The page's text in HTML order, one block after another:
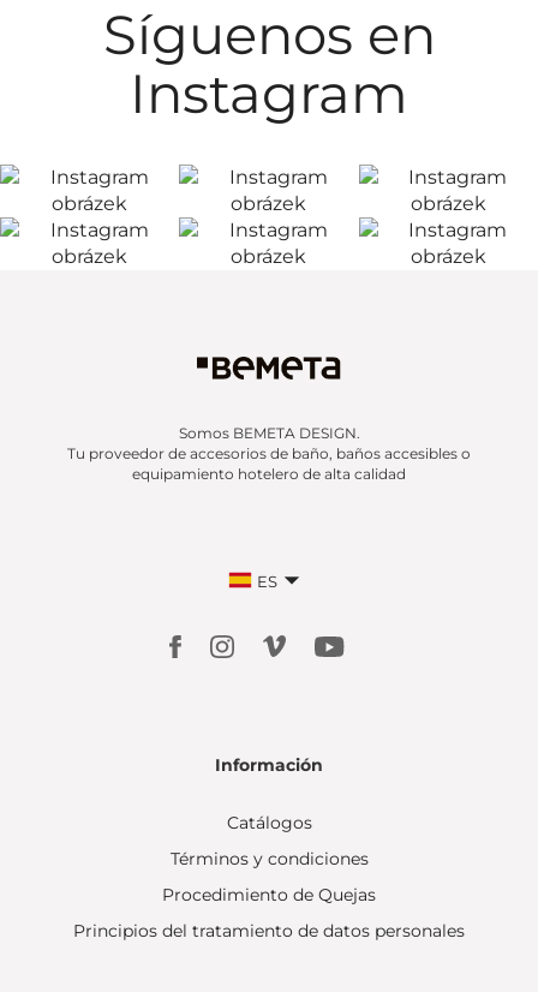
Síguenos en
Instagram
Somos BEMETA DESIGN.
Tu proveedor de accesorios de baño, baños accesibles o
equipamiento hotelero de alta calidad
ES
Información
Catálogos
Términos y condiciones
Procedimiento de Quejas
Principios del tratamiento de datos personales